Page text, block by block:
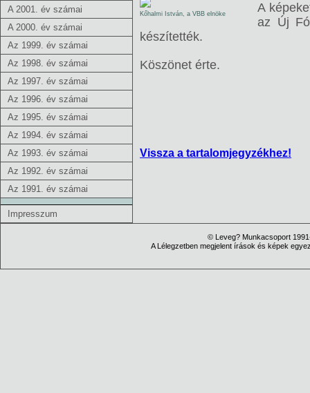
A 2001. év számai
A 2000. év számai
Az 1999. év számai
Az 1998. év számai
Az 1997. év számai
Az 1996. év számai
Az 1995. év számai
Az 1994. év számai
Az 1993. év számai
Az 1992. év számai
Az 1991. év számai
Impresszum
Kőhalmi István, a VBB elnöke
A
az Új
készítették.
Köszönet érte.
Vissza a tartalomjegyzékhez!
© Leveg? Munkacsoport
A Lélegzetben megjelent írások és képek